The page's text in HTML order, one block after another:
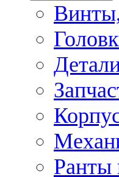
Ранты